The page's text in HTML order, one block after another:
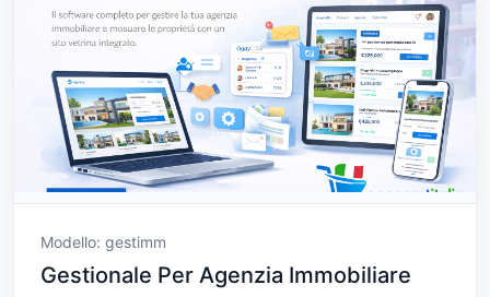
Modello: gestimm
Gestionale Per Agenzia Immobiliare